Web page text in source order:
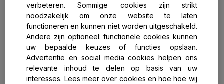
Hoe is het verpakt?
Waar kan ik Zovirax Duo kopen?
Hoe verschilt Zovirax Duo van andere
koortslipprodukten?
verbeteren. Sommige cookies zijn strikt
noodzakelijk om onze website te laten
functioneren en kunnen niet worden uitgeschakeld.
Andere zijn optioneel: functionele cookies kunnen
uw bepaalde keuzes of functies opslaan.
Advertentie en social media cookies helpen ons
relevante inhoud te delen op basis van uw
interesses. Lees meer over cookies en hoe hoe wij